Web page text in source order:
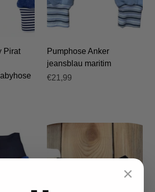
Pirat
Pumphose Anker
jeansblau maritim
€21,99
×